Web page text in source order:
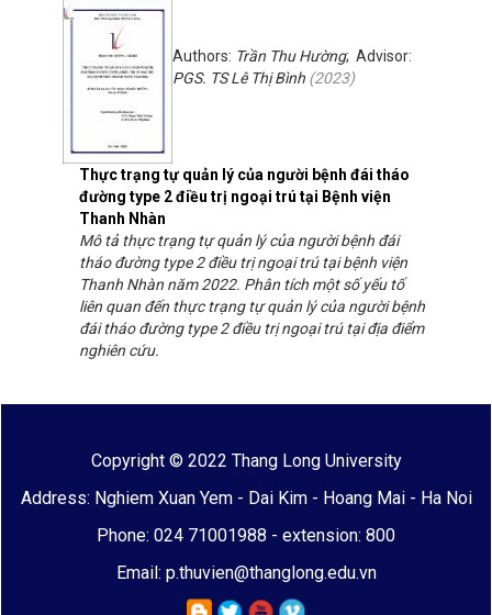
Thực trạng tự quản lý của người bệnh đái tháo
đường type 2 điều trị ngoại trú tại Bệnh viện
Thanh Nhàn
Authors: Trần Thu Hường; Advisor:
PGS. TS Lê Thị Bình (2023)
Mô tả thực trạng tự quản lý của người bệnh đái
tháo đường type 2 điều trị ngoại trú tại bệnh viện
Thanh Nhàn năm 2022. Phân tích một số yếu tố
liên quan đến thực trạng tự quản lý của người bệnh
đái tháo đường type 2 điều trị ngoại trú tại địa điểm
nghiên cứu.
Copyright © 2022 Thang Long University
Address: Nghiem Xuan Yem - Dai Kim - Hoang Mai - Ha Noi
Phone: 024 71001988 - extension: 800
Email: p.thuvien@thanglong.edu.vn